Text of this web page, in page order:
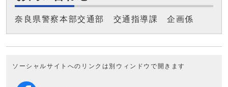
奈良県警察本部交通部 交通指導課 企画係
ソーシャルサイトへのリンクは別ウィンドウで開きます